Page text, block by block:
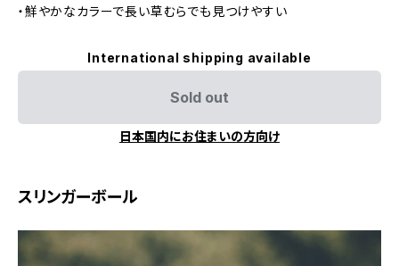
・鮮やかなカラーで長い草むらでも見つけやすい
International shipping available
Sold out
日本国内にお住まいの方向け
スリンガーボール